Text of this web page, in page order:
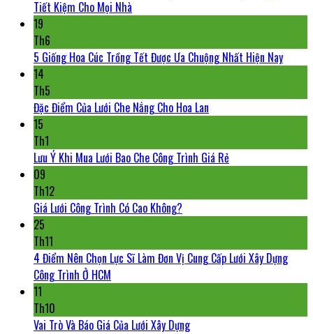
Tiết Kiệm Cho Mọi Nhà
19
Th6
5 Giống Hoa Cúc Trồng Tết Được Ưa Chuộng Nhất Hiện Nay
14
Th5
Đặc Điểm Của Lưới Che Nắng Cho Hoa Lan
15
Th1
Lưu Ý Khi Mua Lưới Bao Che Công Trình Giá Rẻ
09
Th12
Giá Lưới Công Trình Có Cao Không?
25
Th11
4 Điểm Nên Chọn Lực Sĩ Làm Đơn Vị Cung Cấp Lưới Xây Dựng
Công Trình Ở HCM
11
Th10
Vai Trò Và Báo Giá Của Lưới Xây Dựng